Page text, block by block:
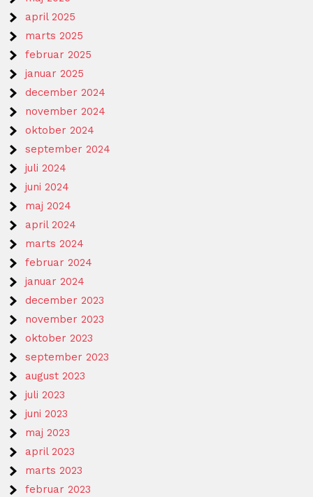
april 2025
marts 2025
februar 2025
januar 2025
december 2024
november 2024
oktober 2024
september 2024
juli 2024
juni 2024
maj 2024
april 2024
marts 2024
februar 2024
januar 2024
december 2023
november 2023
oktober 2023
september 2023
august 2023
juli 2023
juni 2023
maj 2023
april 2023
marts 2023
februar 2023